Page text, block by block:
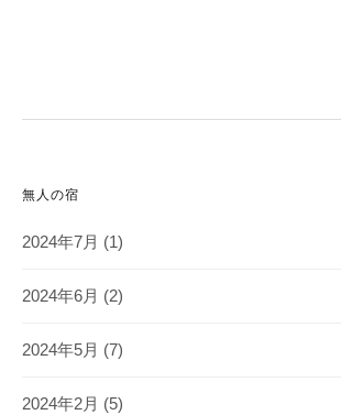
無人の宿
2024年7月 (1)
2024年6月 (2)
2024年5月 (7)
2024年2月 (5)